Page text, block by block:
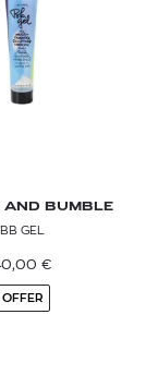
AND BUMBLE
BB GEL
€
OFFER